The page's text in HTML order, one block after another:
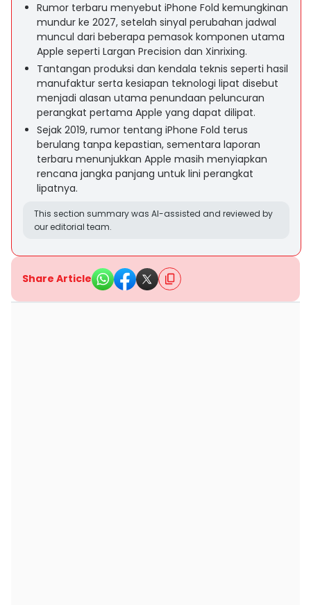
Rumor terbaru menyebut iPhone Fold kemungkinan
mundur ke 2027, setelah sinyal perubahan jadwal
muncul dari beberapa pemasok komponen utama
Apple seperti Largan Precision dan Xinrixing.
Tantangan produksi dan kendala teknis seperti hasil
manufaktur serta kesiapan teknologi lipat disebut
menjadi alasan utama penundaan peluncuran
perangkat pertama Apple yang dapat dilipat.
Sejak 2019, rumor tentang iPhone Fold terus
berulang tanpa kepastian, sementara laporan
terbaru menunjukkan Apple masih menyiapkan
rencana jangka panjang untuk lini perangkat
lipatnya.
This section summary was AI-assisted and reviewed by
our editorial team.
Share Article